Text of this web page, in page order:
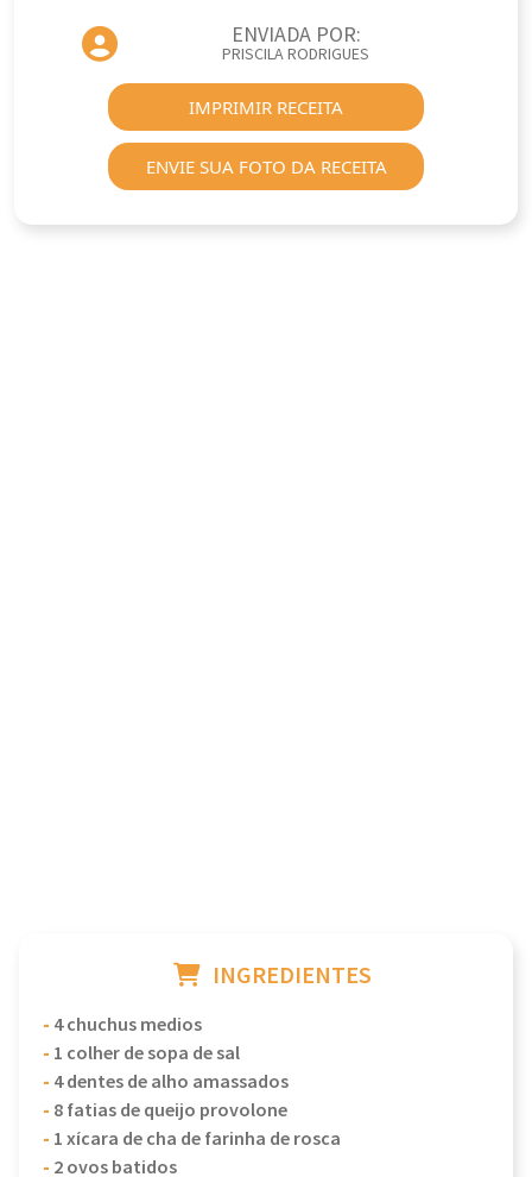
ENVIADA POR:
PRISCILA RODRIGUES
IMPRIMIR RECEITA
ENVIE SUA FOTO DA RECEITA
INGREDIENTES
- 4 chuchus medios
- 1 colher de sopa de sal
- 4 dentes de alho amassados
- 8 fatias de queijo provolone
- 1 xícara de cha de farinha de rosca
- 2 ovos batidos